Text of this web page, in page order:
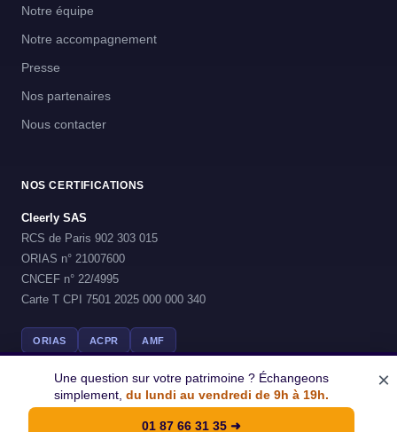
Notre équipe
Notre accompagnement
Presse
Nos partenaires
Nous contacter
NOS CERTIFICATIONS
Cleerly SAS
RCS de Paris 902 303 015
ORIAS n° 21007600
CNCEF n° 22/4995
Carte T CPI 7501 2025 000 000 340
ORIAS ACPR AMF
© 2026 Cleerly - Tous droits reserves
Une question sur votre patrimoine ? Échangeons
simplement, du lundi au vendredi de 9h à 19h.
01 87 66 31 35 ➜
×